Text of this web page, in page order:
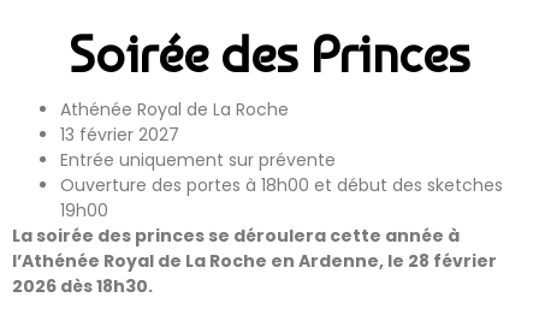
Soirée des Princes
Athénée Royal de La Roche
13 février 2027
Entrée uniquement sur prévente
Ouverture des portes à 18h00 et début des sketches
19h00
La soirée des princes se déroulera cette année à
l’Athénée Royal de La Roche en Ardenne, le 28 février
2026 dès 18h30.